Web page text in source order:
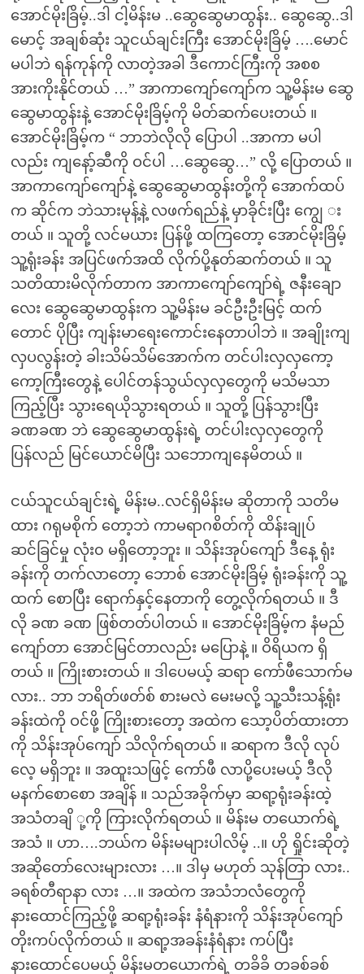
အောင်မိုးခြိမ့်..ဒါ ငါ့မိန်းမ ..ဆွေဆွေမာထွန်း.. ဆွေဆွေ..ဒါ
မောင့် အချစ်ဆုံး သူငယ်ချင်းကြီး အောင်မိုးခြိမ့် ….မောင်
မပါဘဲ ရန်ကုန်ကို လာတဲ့အခါ ဒီကောင်ကြီးကို အစစ
အားကိုးနိုင်တယ် …” အာကာကျော်ကျော်က သူ့မိန်းမ ဆွေ
ဆွေမာထွန်းနဲ့ အောင်မိုးခြိမ့်ကို မိတ်ဆက်ပေးတယ် ။
အောင်မိုးခြိမ့်က “ ဘာဘဲလိုလို ပြောပါ ..အာကာ မပါ
လည်း ကျနော့်ဆီကို ဝင်ပါ …ဆွေဆွေ…” လို့ ပြောတယ် ။
အာကာကျော်ကျော်နဲ့ ဆွေဆွေမာထွန်းတို့ကို အောက်ထပ်
က ဆိုင်က ဘဲသားမုန့်နဲ့ လဖက်ရည်နဲ့ မှာခိုင်းပြီး ကျွေ း
တယ် ။ သူတို့ လင်မယား ပြန်ဖို့ ထကြတော့ အောင်မိုးခြိမ့်
သူ့ရုံးခန်း အပြင်ဖက်အထိ လိုက်ပို့နုတ်ဆက်တယ် ။ သူ
သတိထားမိလိုက်တာက အာကာကျော်ကျော်ရဲ့ ဇနီးချော
လေး ဆွေဆွေမာထွန်းက သူ့မိန်းမ ခင်ဦးဦးမြင့် ထက်
တောင် ပိုပြီး ကျန်းမာရေးကောင်းနေတာပါဘဲ ။ အချိုးကျ
လှပလွန်းတဲ့ ခါးသိမ်သိမ်အောက်က တင်ပါးလှလှကော့
ကော့ကြီးတွေနဲ့ ပေါင်တန်သွယ်လှလှတွေကို မသိမသာ
ကြည့်ပြီး သွားရေယိုသွားရတယ် ။ သူတို့ ပြန်သွားပြီး
ခဏခဏ ဘဲ ဆွေဆွေမာထွန်းရဲ့ တင်ပါးလှလှတွေကို
ပြန်လည် မြင်ယောင်မိပြီး သဘောကျနေမိတယ် ။
ငယ်သူငယ်ချင်းရဲ့ မိန်းမ..လင်ရှိမိန်းမ ဆိုတာကို သတိမ
ထား ဂရုမစိုက် တော့ဘဲ ကာမရာဂစိတ်ကို ထိန်းချုပ်
ဆင်ခြင်မှု လုံး၀ မရှိတော့ဘူး ။ သိန်းအုပ်ကျော် ဒီနေ့ ရုံး
ခန်းကို တက်လာတော့ ဘောစ် အောင်မိုးခြိမ့် ရုံးခန်းကို သူ့
ထက် စောပြီး ရောက်နှင့်နေတာကို တွေ့လိုက်ရတယ် ။ ဒီ
လို ခဏ ခဏ ဖြစ်တတ်ပါတယ် ။ အောင်မိုးခြိမ့်က နံမည်
ကျော်တာ အောင်မြင်တာလည်း မပြောနဲ့ ။ ဝိရိယက ရှိ
တယ် ။ ကြိုးစားတယ် ။ ဒါပေမယ့် ဆရာ ကော်ဖီသောက်မ
လား.. ဘာ ဘရိတ်ဖတ်စ် စားမလဲ မေးမလို့ သူ့သီးသန့်ရုံး
ခန်းထဲကို ဝင်ဖို့ ကြိုးစားတော့ အထဲက သော့ပိတ်ထားတာ
ကို သိန်းအုပ်ကျော် သိလိုက်ရတယ် ။ ဆရာက ဒီလို လုပ်
လေ့ မရှိဘူး ။ အထူးသဖြင့် ကော်ဖီ လာပို့ပေးမယ့် ဒီလို
မနက်စောစော အချိန် ။ သည်အခိုက်မှာ ဆရာ့ရုံးခန်းထဲ့
အသံတချိ ု့ကို ကြားလိုက်ရတယ် ။ မိန်းမ တယောက်ရဲ့
အသံ ။ ဟာ….ဘယ်က မိန်းမများပါလိမ့် ..။ ဟို ရှိုင်းဆိုတဲ့
အဆိုတော်လေးများလား …။ ဒါမှ မဟုတ် သုန်တြာ လား..
ခရစ်တီရာနာ လား …။ အထဲက အသံဘလံတွေကို
နားထောင်ကြည့်ဖို့ ဆရာ့ရုံးခန်း နံရံနားကို သိန်းအုပ်ကျော်
တိုးကပ်လိုက်တယ် ။ ဆရာ့အခန်းနံရံနား ကပ်ပြီး
နားထောင်ပေမယ့် မိန်းမတယောက်ရဲ့ တခိခိ တခစ်ခစ်